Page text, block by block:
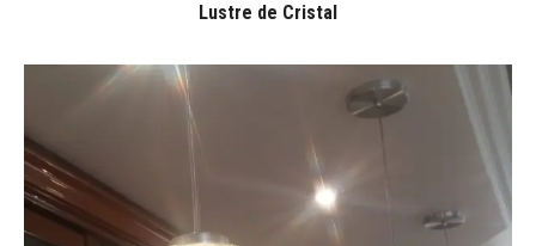
Lustre de Cristal